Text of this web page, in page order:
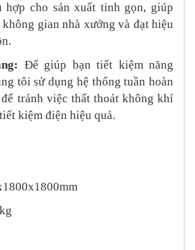
hợp cho sản xuất tinh gọn, giúp
gian nhà xưởng và đạt hiệu
Để giúp bạn tiết kiệm năng
tôi sử dụng hệ thống tuần hoàn
tránh việc thất thoát không khí
kiệm điện hiệu quả.